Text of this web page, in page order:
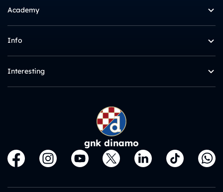
Academy
Info
Interesting
gnk dinamo